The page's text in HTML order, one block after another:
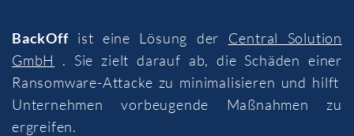
BackOffist eine Lösung der Central Solution
GmbH
. Sie zielt darauf ab, die Schäden einer
Ransomware-Attacke zu minimalisieren und hilft
Unternehmen vorbeugende Maßnahmen zu
ergreifen.